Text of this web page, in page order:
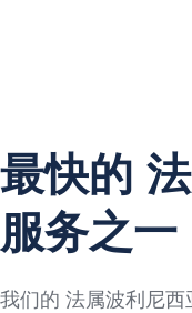
最快的
服务之一
我们的 法属波利尼